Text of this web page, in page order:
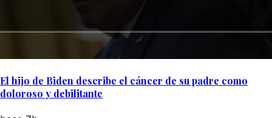
El hijo de Biden describe el cáncer de su padre como
doloroso y debilitante